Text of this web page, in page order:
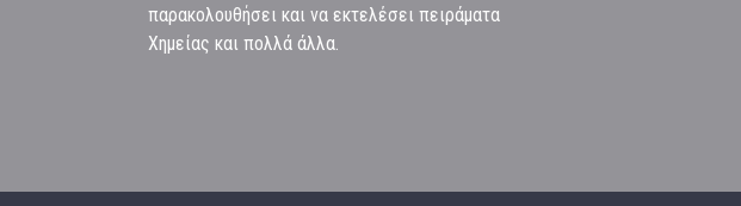
παρακολουθήσει και να εκτελέσει πειράματα
Χημείας και πολλά άλλα.